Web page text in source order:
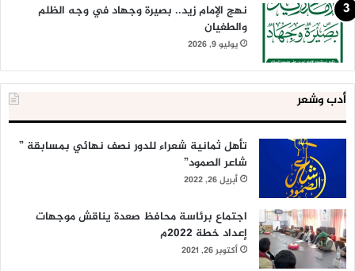
نهج الإمام زيد.. بصيرة وجهاد في وجه الظلم
والطغيان
يوليو 9, 2026
أدب وشعر
تأهل ثمانية شعراء للدور نصف نهائي بمسابقة ”
شاعر الصمود”
أبريل 26, 2022
اجتماع برئاسة محافظ صعدة يناقش موجهات
إعداد خطة 2022م
أكتوبر 26, 2021